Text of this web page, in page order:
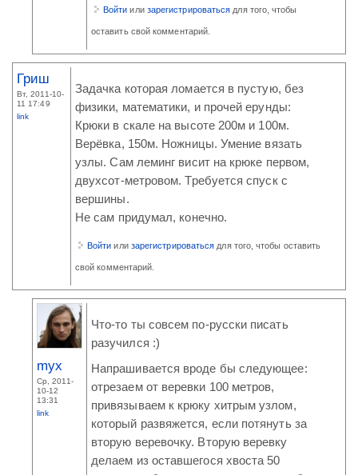
Войти или зарегистрироваться для того, чтобы
оставить свой комментарий.
Гриш
Вт, 2011-10-
11 17:49
link
Задачка которая ломается в пустую, без
физики, математики, и прочей ерунды:
Крюки в скале на высоте 200м и 100м.
Верёвка, 150м. Ножницы. Умение вязать
узлы. Сам леминг висит на крюке первом,
двухсот-метровом. Требуется спуск с
вершины.
Не сам придумал, конечно.
Войти или зарегистрироваться для того, чтобы оставить
свой комментарий.
myx
Ср, 2011-
10-12
13:31
link
Что-то ты совсем по-русски писать
разучился :)
Напрашивается вроде бы следующее:
отрезаем от веревки 100 метров,
привязываем к крюку хитрым узлом,
который развяжется, если потянуть за
вторую веревочку. Вторую веревку
делаем из оставшегося хвоста 50